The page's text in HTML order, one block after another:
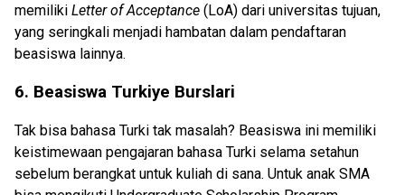
memiliki Letter of Acceptance (LoA) dari universitas tujuan,
yang seringkali menjadi hambatan dalam pendaftaran
beasiswa lainnya.
6. Beasiswa Turkiye Burslari
Tak bisa bahasa Turki tak masalah? Beasiswa ini memiliki
keistimewaan pengajaran bahasa Turki selama setahun
sebelum berangkat untuk kuliah di sana. Untuk anak SMA